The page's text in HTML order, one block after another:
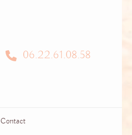
06.22.61.08.58
Contact